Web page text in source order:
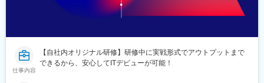
(東海道本線)、梅田駅(地下鉄)、茨木駅、京都駅、宇治駅(奈良
線)、亀岡駅、奈良駅、天理駅、和歌山駅、姫路駅、西宮駅(ＪＲ
駅(阪急線)、芦屋駅(東海道本線)、大津駅、草津駅(滋賀県)、彦根
駅、八日市駅、倉敷市駅、岡山駅、津山駅、広島駅、福山駅、呉
駅、西条駅(広島県)、尾道駅、下関駅、山口駅(山口県)、宇部駅、
鳥取駅、米子駅、境港駅、松江駅、出雲市駅、高知駅、古津賀
仕事内容
【自社内オリジナル研修】研修中に実戦形式でアウトプットまで
できるから、安心してITデビューが可能！